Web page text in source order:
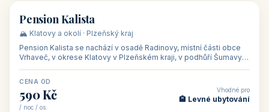
🏡 penzion
Pension Kalista
🏔️ Klatovy a okolí · Plzeňský kraj
Pension Kalista se nachází v osadě Radinovy, místní části obce
Vrhaveč, v okrese Klatovy v Plzeňském kraji, v podhůří Šumavy
CENA OD
590 Kč
/ noc / os.
Vhodné pro
🏨 Levné ubytování